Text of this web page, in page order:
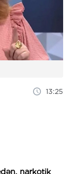
13:25
narkotik